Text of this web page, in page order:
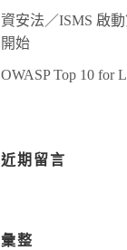
資安法／ISMS 啟
開始
OWASP Top 10 for
近期留言
彙整